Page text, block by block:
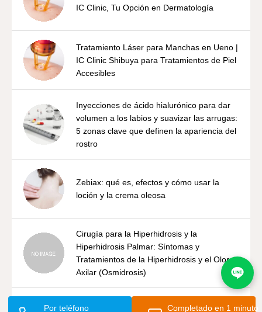
IC Clinic, Tu Opción en Dermatología
Tratamiento Láser para Manchas en Ueno |
IC Clinic Shibuya para Tratamientos de Piel
Accesibles
Inyecciones de ácido hialurónico para dar
volumen a los labios y suavizar las arrugas:
5 zonas clave que definen la apariencia del
rostro
Zebiax: qué es, efectos y cómo usar la
loción y la crema oleosa
Cirugía para la Hiperhidrosis y la
Hiperhidrosis Palmar: Síntomas y
Tratamientos de la Hiperhidrosis y el Olor
Axilar (Osmidrosis)
Medicamentos tópicos para el olor axilar
Por teléfono Completado en 1 minuto